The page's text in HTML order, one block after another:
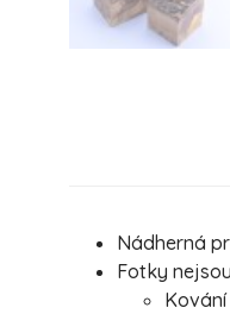
Nádherná
Fotky